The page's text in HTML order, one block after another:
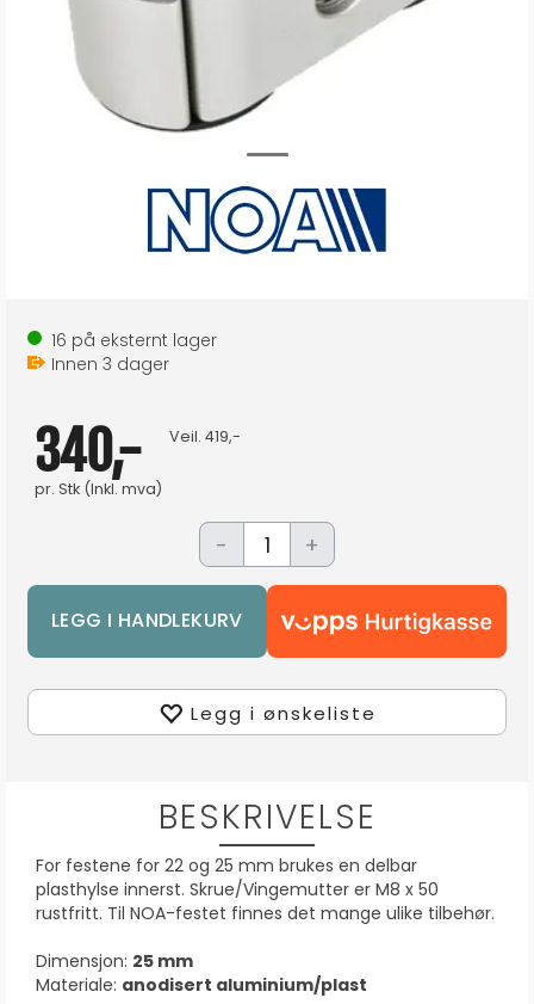
16 på eksternt lager
Innen 3 dager
340,-
pr. Stk (Inkl. mva)
Veil. 419,-
- +
Legg i ønskeliste
BESKRIVELSE
For festene for 22 og 25 mm brukes en delbar
plasthylse innerst. Skrue/Vingemutter er M8 x 50
rustfritt. Til NOA-festet finnes det mange ulike tilbehør.
Dimensjon: 25 mm
Materiale: anodisert aluminium/plast